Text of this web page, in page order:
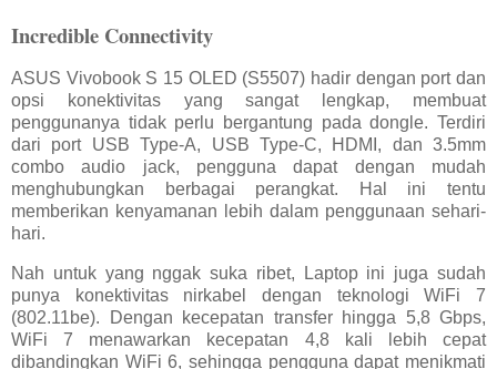
Incredible Connectivity
ASUS Vivobook S 15 OLED (S5507) hadir dengan port dan
opsi konektivitas yang sangat lengkap, membuat
penggunanya tidak perlu bergantung pada dongle. Terdiri
dari port USB Type-A, USB Type-C, HDMI, dan 3.5mm
combo audio jack, pengguna dapat dengan mudah
menghubungkan berbagai perangkat. Hal ini tentu
memberikan kenyamanan lebih dalam penggunaan sehari-
hari.
Nah untuk yang nggak suka ribet, Laptop ini juga sudah
punya konektivitas nirkabel dengan teknologi WiFi 7
(802.11be). Dengan kecepatan transfer hingga 5,8 Gbps,
WiFi 7 menawarkan kecepatan 4,8 kali lebih cepat
dibandingkan WiFi 6, sehingga pengguna dapat menikmati